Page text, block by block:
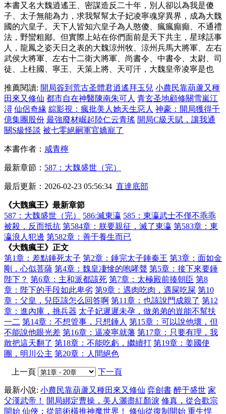
本書又名大魏逍遙王、密謀造反二十年，別人卻以為我是傻
子、太子無能為力，求我幫幫太子妃凌寧魂穿異界，成為大魏
國的六皇子。天下人皆知六皇子為人憨傻、瘋瘋癲癲、不通禮
法，野蠻粗鄙。但實際上站在你們面前是天下共主，星球話事
人，龍鳳之姿天日之表的大魏涼州牧、涼州兵馬大將軍、左右
武侯大將軍、左右十二衛大將軍、尚書令、中書令、太尉、司
徒、上柱國、寧王、天策上將、天可汗，大魏皇帝凌寧是也
推薦閱讀: 開局簽到荒古圣體君逍遙拜玉兒 小農民靠葫蘆又種
田來又修仙 都市自在神醫陳南朱可人 青玄圣地顧修關雪嵐江
潯 仙侶奇緣 綜影視：瘋批美人她天生惡人 神豪：開局獲得千
億集團股份 最強廢材崛起陸仁云青瑤 開局C級天賦，讓我通
關S級怪談 被七零絕嗣軍官嬌寵了
本書作者： 咸青檸
最新章節： 587：大魏盛世（完）
最后更新：2026-02-23 05:56:34 直達底部
《大魏瘋王》最新章節
587：大魏盛世（完）
586:滅東瀛 585：東瀛武士不僅不乖乖
被殺，反而抵抗 第584章：朕要親征，滅了東瀛 第583章：東
瀛浪人犯邊 第582章：善于養生而已
《大魏瘋王》正文
第1章：差點錘死太子 第2章：錘完太子錘秦王 第3章：面如金
剛，心似菩薩 第4章：魏皇凄慘的咆哮聲 第5章：接下來要錘
陛下？ 第6章：主和派都該死 第7章：太極殿前揍朝臣 第8
章：陛下的手段如此卑劣 第9章：遇肉吃肉，遇屎吃屎 第10
章：父皇，兒臣該怎么回答啊 第11章：也該說門成親了 第12
章：進內庫，挑兵器 太子妃遲遲未孕，做弟弟的豈能不幫扶
一二 第14章：不想管事，只想錘人 第15章：可以說他壞，但
不能說他眼光差 第16章：逼凌寧就藩 第17章：只要有理，我
敢把這天翻了 第18章：不能吃虧，繼續打 第19章：姜國使
團，明川公主 第20章：人間絕色
上一頁 下一頁
最新小說: 小農民靠葫蘆又種田來又修仙 弈劍書 醉于盛世 家
父漢武帝！
開局綁定曹操，美人灑盡紅顏淚 修真，從合歡宗
開始 仙俠：從箭術橫推神魔世界！ 修仙從復制開始 重生悍